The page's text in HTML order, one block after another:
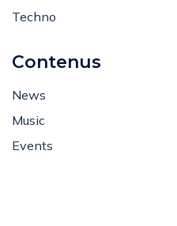
Techno
Contenus
News
Music
Events